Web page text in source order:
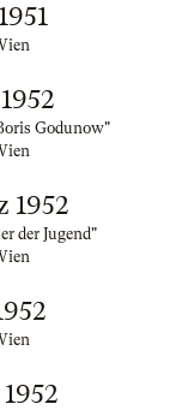
Godunow"
1952
der Jugend"